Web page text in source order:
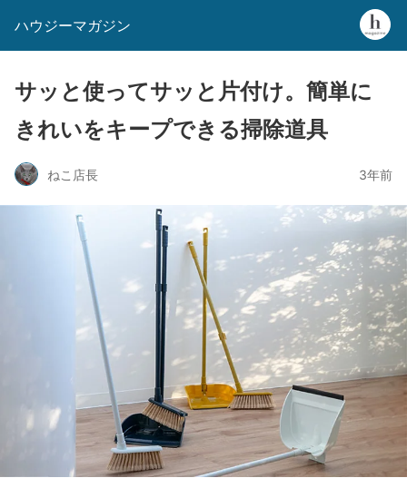
ハウジーマガジン
サッと使ってサッと片付け。簡単に
きれいをキープできる掃除道具
ねこ店長 3年前